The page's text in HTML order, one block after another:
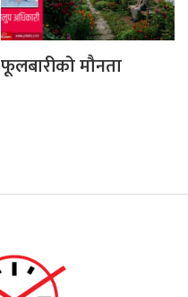
फूलबारीको मौनता